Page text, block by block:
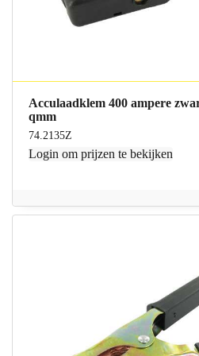
Acculaadklem 400 ampere
qmm
74.2135Z
Login om prijzen te bekijken